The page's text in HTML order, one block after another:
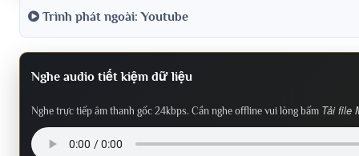
Trình phát ngoài: Youtube
Nghe audio tiết kiệm dữ liệu
Nghe trực tiếp âm thanh gốc 24kbps. Cần nghe offline vui lòng bấm Tải file